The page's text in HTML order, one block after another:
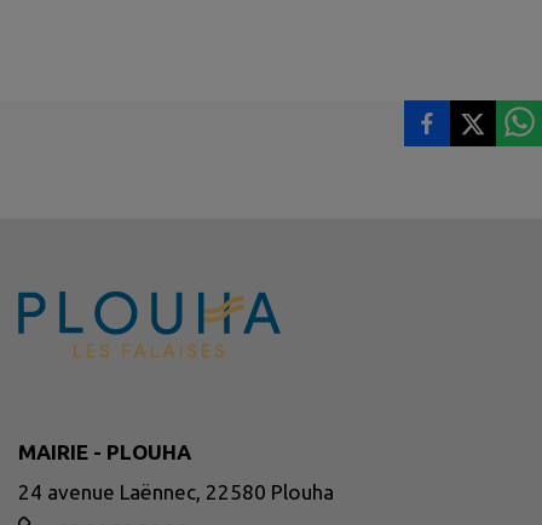
MAIRIE - PLOUHA
24 avenue Laënnec, 22580 Plouha